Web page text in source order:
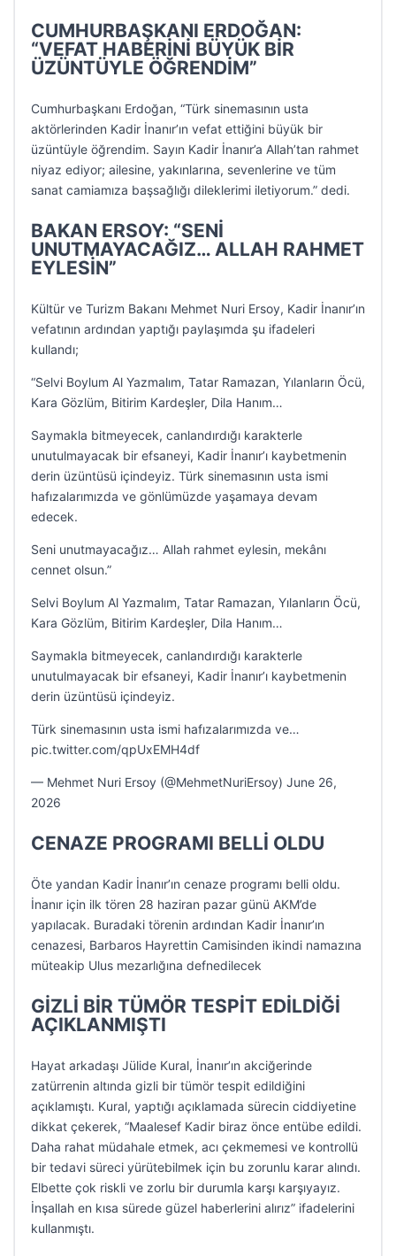
CUMHURBAŞKANI ERDOĞAN:
“VEFAT HABERİNİ BÜYÜK BİR
ÜZÜNTÜYLE ÖĞRENDİM”
Cumhurbaşkanı Erdoğan, “Türk sinemasının usta
aktörlerinden Kadir İnanır’ın vefat ettiğini büyük bir
üzüntüyle öğrendim. Sayın Kadir İnanır’a Allah’tan rahmet
niyaz ediyor; ailesine, yakınlarına, sevenlerine ve tüm
sanat camiamıza başsağlığı dileklerimi iletiyorum.” dedi.
BAKAN ERSOY: “SENİ
UNUTMAYACAĞIZ… ALLAH RAHMET
EYLESİN”
Kültür ve Turizm Bakanı Mehmet Nuri Ersoy, Kadir İnanır’ın
vefatının ardından yaptığı paylaşımda şu ifadeleri
kullandı;
“Selvi Boylum Al Yazmalım, Tatar Ramazan, Yılanların Öcü,
Kara Gözlüm, Bitirim Kardeşler, Dila Hanım…
Saymakla bitmeyecek, canlandırdığı karakterle
unutulmayacak bir efsaneyi, Kadir İnanır’ı kaybetmenin
derin üzüntüsü içindeyiz. Türk sinemasının usta ismi
hafızalarımızda ve gönlümüzde yaşamaya devam
edecek.
Seni unutmayacağız… Allah rahmet eylesin, mekânı
cennet olsun.”
Selvi Boylum Al Yazmalım, Tatar Ramazan, Yılanların Öcü,
Kara Gözlüm, Bitirim Kardeşler, Dila Hanım…
Saymakla bitmeyecek, canlandırdığı karakterle
unutulmayacak bir efsaneyi, Kadir İnanır’ı kaybetmenin
derin üzüntüsü içindeyiz.
Türk sinemasının usta ismi hafızalarımızda ve…
pic.twitter.com/qpUxEMH4df
— Mehmet Nuri Ersoy (@MehmetNuriErsoy) June 26,
2026
CENAZE PROGRAMI BELLİ OLDU
Öte yandan Kadir İnanır’ın cenaze programı belli oldu.
İnanır için ilk tören 28 haziran pazar günü AKM’de
yapılacak. Buradaki törenin ardından Kadir İnanır’ın
cenazesi, Barbaros Hayrettin Camisinden ikindi namazına
müteakip Ulus mezarlığına defnedilecek
GİZLİ BİR TÜMÖR TESPİT EDİLDİĞİ
AÇIKLANMIŞTI
Hayat arkadaşı Jülide Kural, İnanır’ın akciğerinde
zatürrenin altında gizli bir tümör tespit edildiğini
açıklamıştı. Kural, yaptığı açıklamada sürecin ciddiyetine
dikkat çekerek, “Maalesef Kadir biraz önce entübe edildi.
Daha rahat müdahale etmek, acı çekmemesi ve kontrollü
bir tedavi süreci yürütebilmek için bu zorunlu karar alındı.
Elbette çok riskli ve zorlu bir durumla karşı karşıyayız.
İnşallah en kısa sürede güzel haberlerini alırız” ifadelerini
kullanmıştı.